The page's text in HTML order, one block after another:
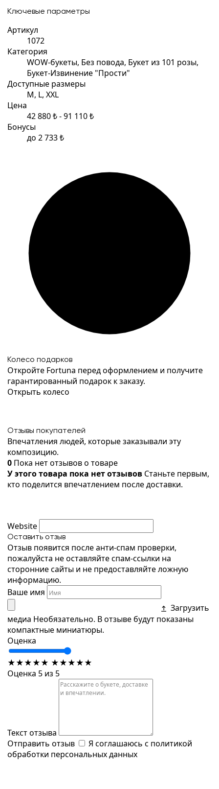
Ключевые параметры
Артикул
1072
Категория
WOW-букеты, Без повода, Букет из 101 розы,
Букет-Извинение "Прости"
Доступные размеры
M, L, XXL
Цена
42 880 ₺ - 91 110 ₺
Бонусы
до 2 733 ₺
Колесо подарков
Откройте Fortuna перед оформлением и получите
гарантированный подарок к заказу.
Открыть колесо
Отзывы покупателей
Впечатления людей, которые заказывали эту
композицию.
0 Пока нет отзывов о товаре
У этого товара пока нет отзывов Станьте первым,
кто поделится впечатлением после доставки.
Website
Оставить отзыв
Отзыв появится после анти-спам проверки,
пожалуйста не оставляйте спам-ссылки на
сторонние сайты и не предоставляйте ложную
информацию.
Ваше имя
Загрузить
медиа Необязательно. В отзыве будут показаны
компактные миниатюры.
Оценка
★★★★★ ★★★★★
Оценка 5 из 5
Текст отзыва
Отправить отзыв
Я соглашаюсь с политикой
обработки персональных данных